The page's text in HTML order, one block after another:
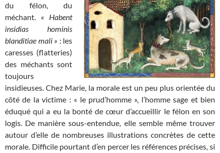
du félon, du
méchant. « Habent
insidias hominis
blanditiae mali » : les
caresses (flatteries)
des méchants sont
toujours
insidieuses. Chez Marie, la morale est un peu plus orientée du
côté de la victime : « le prud’homme », l’homme sage et bien
éduqué qui a eu la bonté de cœur d’accueillir le félon en son
logis. De manière sous-entendue, elle semble même trouver
autour d’elle de nombreuses illustrations concrètes de cette
morale. Difficile pourtant d’en percer les références précises, si